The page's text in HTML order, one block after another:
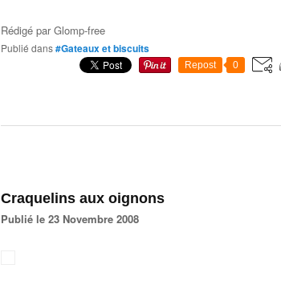
Rédigé parGlomp-free
Publié dans#Gateaux et biscuits
Repost 0
Craquelins aux oignons
Publié le 23 Novembre 2008